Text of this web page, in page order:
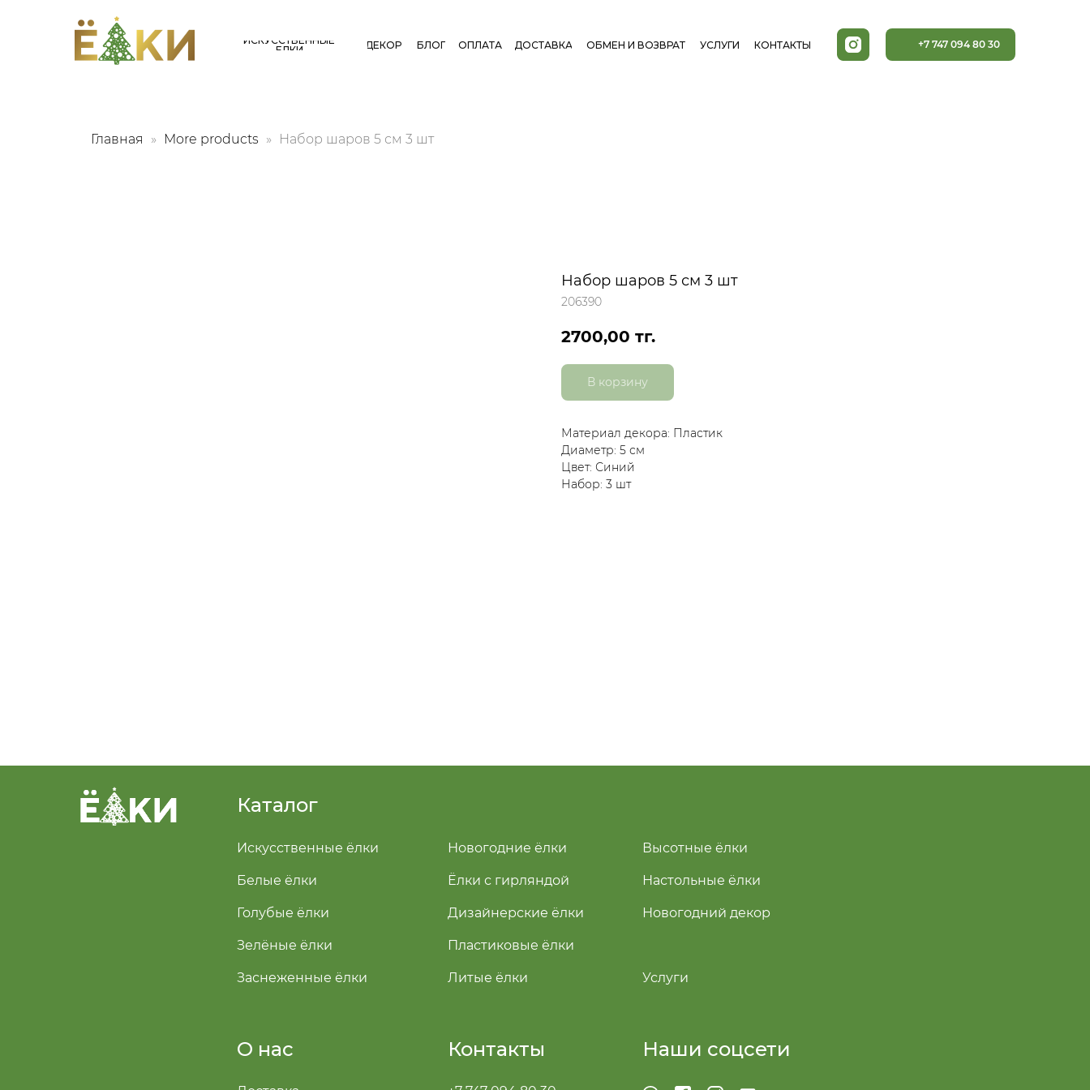
+7 747 094 80 30
КОНТАКТЫ
УСЛУГИ
ОБМЕН И ВОЗВРАТ
ДОСТАВКА
ОПЛАТА
БЛОГ
ДЕКОР
ИСКУССТВЕННЫЕ
ЕЛКИ
Главная More products Набор шаров 5 см 3 шт
Набор шаров 5 см 3 шт
206390
2700,00 тг.
В корзину
Материал декора: Пластик
Диаметр: 5 см
Цвет: Синий
Набор: 3 шт
О нас
Каталог
Контакты Наши соцсети
Искусственные ёлки
Белые ёлки
Голубые ёлки
Зелёные ёлки
Заснеженные ёлки
Новогодние ёлки
Ёлки с гирляндой
Дизайнерские ёлки
Пластиковые ёлки
Литые ёлки
Высотные ёлки
Настольные ёлки
Услуги
Новогодний декор